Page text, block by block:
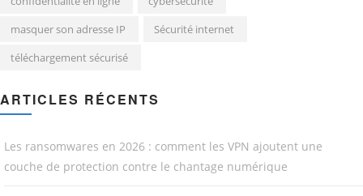
masquer son adresse IP
Sécurité internet
téléchargement sécurisé
ARTICLES RÉCENTS
Les ransomwares en 2026 : comment les VPN ajoutent une
couche de protection contre le chantage numérique